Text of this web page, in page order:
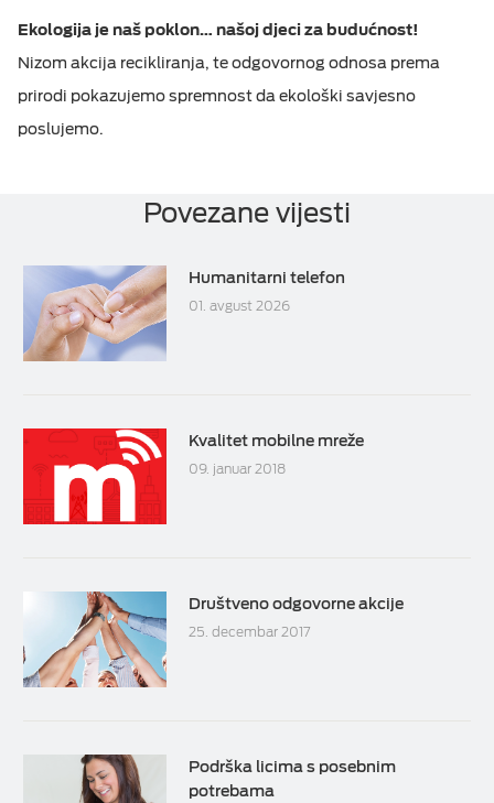
Ekologija je naš poklon… našoj djeci za budućnost!
Nizom akcija recikliranja, te odgovornog odnosa prema
prirodi pokazujemo spremnost da ekološki savjesno
poslujemo.
Povezane vijesti
Humanitarni telefon
01. avgust 2026
Kvalitet mobilne mreže
09. januar 2018
Društveno odgovorne akcije
25. decembar 2017
Podrška licima s posebnim
potrebama